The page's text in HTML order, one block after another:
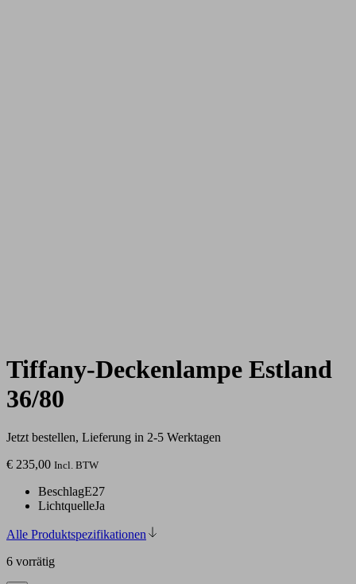
Tiffany-Deckenlampe Estland
36/80
Jetzt bestellen, Lieferung in 2-5 Werktagen
€ 235,00 Incl. BTW
BeschlagE27
LichtquelleJa
Alle Produktspezifikationen
6 vorrätig